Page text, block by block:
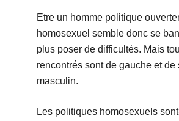
Etre un homme politique
homosexuel semble donc se
plus poser de difficultés. Mais
rencontrés sont de gauche et de
masculin.
Les politiques homosexuels